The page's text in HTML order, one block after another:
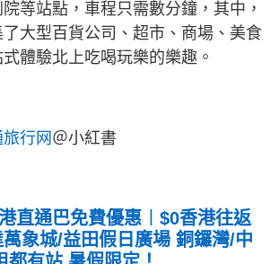
等站點，車程只需數分鐘，其中，
大型百貨公司、超市、商場、美食
體驗北上吃喝玩樂的樂趣。
行网 ＠小紅書
直通巴免費優惠︱$0香港往返
象城/益田假日廣場 銅鑼灣/中